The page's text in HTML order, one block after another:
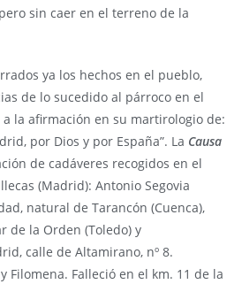
sin caer en el terreno de la
ya los hechos en el pueblo,
de lo sucedido al párroco en el
la afirmación en su martirologio de:
por Dios y por España”. La Causa
de cadáveres recogidos en el
(Madrid): Antonio Segovia
natural de Tarancón (Cuenca),
de la Orden (Toledo) y
calle de Altamirano, nº 8.
Filomena. Falleció en el km. 11 de la